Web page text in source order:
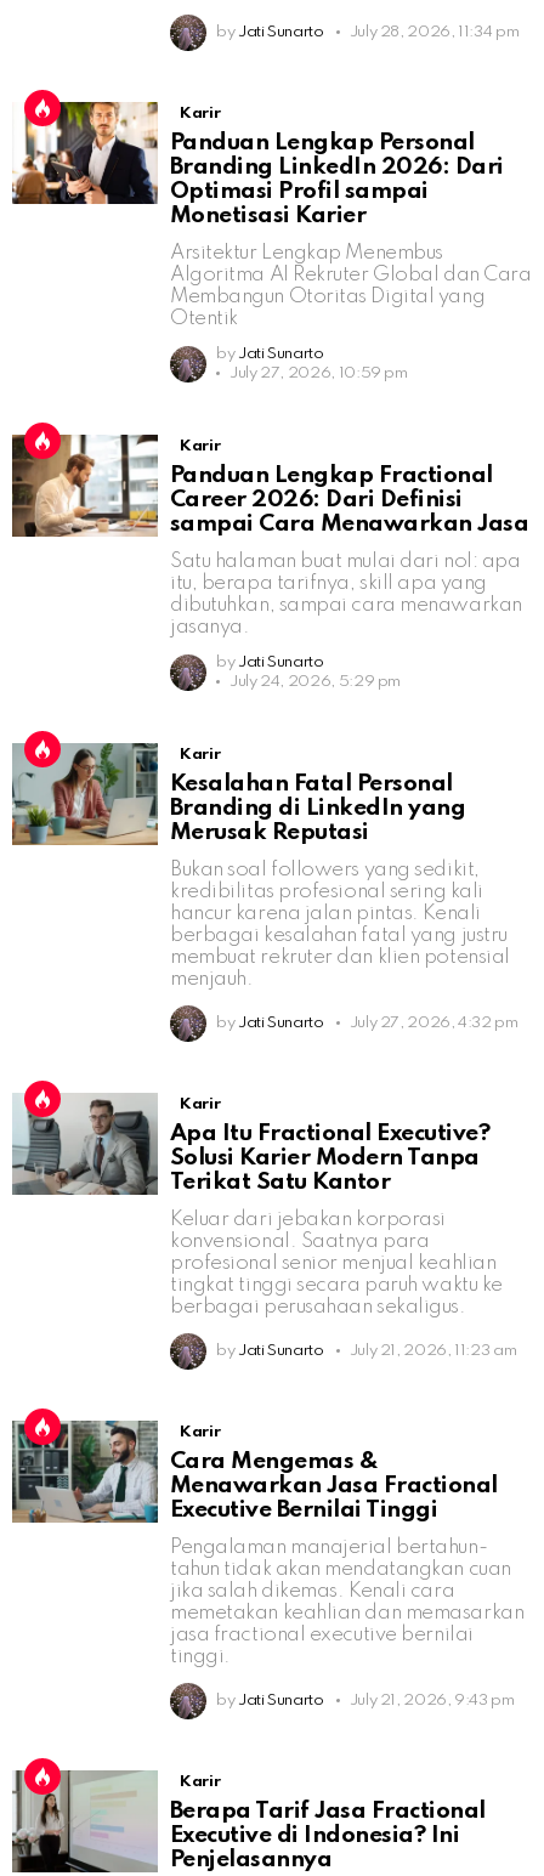
by Jati Sunarto July 28, 2026, 11:34 pm
Karir
Panduan Lengkap Personal
Branding LinkedIn 2026: Dari
Optimasi Profil sampai
Monetisasi Karier
Arsitektur Lengkap Menembus
Algoritma AI Rekruter Global dan Cara
Membangun Otoritas Digital yang
Otentik
by Jati Sunarto
July 27, 2026, 10:59 pm
Karir
Panduan Lengkap Fractional
Career 2026: Dari Definisi
sampai Cara Menawarkan Jasa
Satu halaman buat mulai dari nol: apa
itu, berapa tarifnya, skill apa yang
dibutuhkan, sampai cara menawarkan
jasanya.
by Jati Sunarto
July 24, 2026, 5:29 pm
Karir
Kesalahan Fatal Personal
Branding di LinkedIn yang
Merusak Reputasi
Bukan soal followers yang sedikit,
kredibilitas profesional sering kali
hancur karena jalan pintas. Kenali
berbagai kesalahan fatal yang justru
membuat rekruter dan klien potensial
menjauh.
by Jati Sunarto July 27, 2026, 4:32 pm
Karir
Apa Itu Fractional Executive?
Solusi Karier Modern Tanpa
Terikat Satu Kantor
Keluar dari jebakan korporasi
konvensional. Saatnya para
profesional senior menjual keahlian
tingkat tinggi secara paruh waktu ke
berbagai perusahaan sekaligus.
by Jati Sunarto July 21, 2026, 11:23 am
Karir
Cara Mengemas &
Menawarkan Jasa Fractional
Executive Bernilai Tinggi
Pengalaman manajerial bertahun-
tahun tidak akan mendatangkan cuan
jika salah dikemas. Kenali cara
memetakan keahlian dan memasarkan
jasa fractional executive bernilai
tinggi.
by Jati Sunarto July 21, 2026, 9:43 pm
Karir
Berapa Tarif Jasa Fractional
Executive di Indonesia? Ini
Penjelasannya